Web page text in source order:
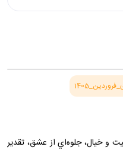
و خيال، جلوه‌اي از عشق، تقدير